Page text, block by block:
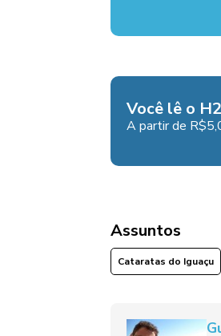
Você lê o
A partir de
Assuntos
Cataratas do Iguaçu